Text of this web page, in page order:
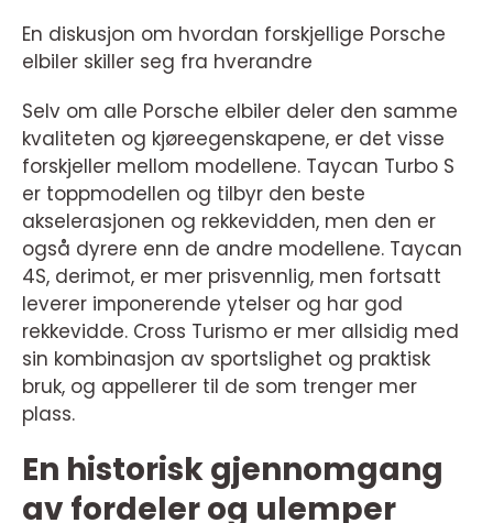
En diskusjon om hvordan forskjellige Porsche
elbiler skiller seg fra hverandre
Selv om alle Porsche elbiler deler den samme
kvaliteten og kjøreegenskapene, er det visse
forskjeller mellom modellene. Taycan Turbo S
er toppmodellen og tilbyr den beste
akselerasjonen og rekkevidden, men den er
også dyrere enn de andre modellene. Taycan
4S, derimot, er mer prisvennlig, men fortsatt
leverer imponerende ytelser og har god
rekkevidde. Cross Turismo er mer allsidig med
sin kombinasjon av sportslighet og praktisk
bruk, og appellerer til de som trenger mer
plass.
En historisk gjennomgang
av fordeler og ulemper